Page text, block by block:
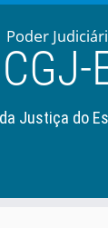
Justiça do